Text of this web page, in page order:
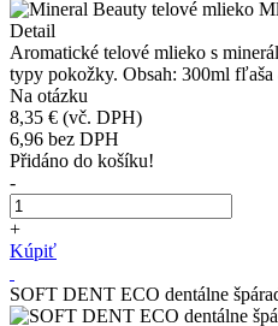
Detail
Aromatické telové mlieko s
typy pokožky. Obsah: 300ml fľaša
Na otázku
8,35 € (vč. DPH)
6,96 bez DPH
Přidáno do košíku!
-
+
Kúpiť
SOFT DENT ECO dentálne